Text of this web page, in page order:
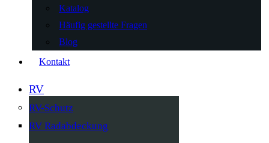
Katalog
Häufig gestellte Fragen
Blog
Kontakt
RV
RV-Schutz
RV Radabdeckung